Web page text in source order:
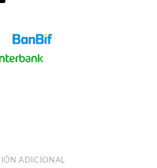
ADICIONAL